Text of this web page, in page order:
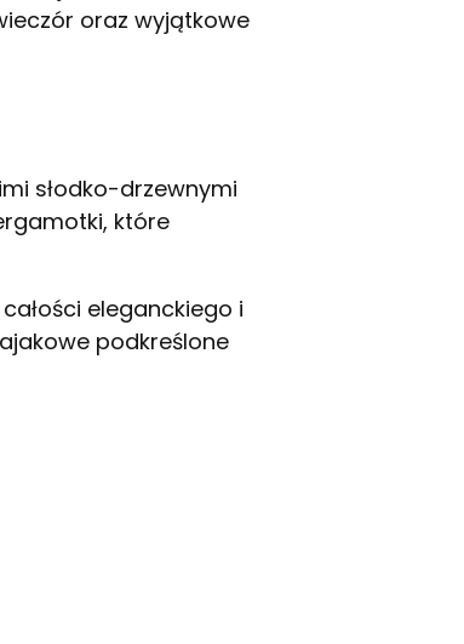
oraz wyjątkowe
słodko-drzewnymi
które
eleganckiego i
podkreślone